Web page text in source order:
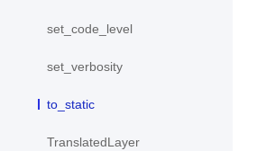
set_code_level
set_verbosity
to_static
TranslatedLayer